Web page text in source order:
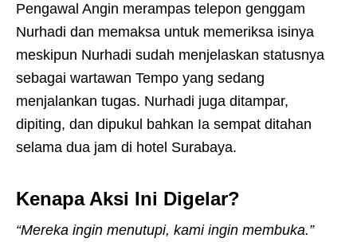
Pengawal Angin merampas telepon genggam
Nurhadi dan memaksa untuk memeriksa isinya
meskipun Nurhadi sudah menjelaskan statusnya
sebagai wartawan Tempo yang sedang
menjalankan tugas. Nurhadi juga ditampar,
dipiting, dan dipukul bahkan Ia sempat ditahan
selama dua jam di hotel Surabaya.
Kenapa Aksi Ini Digelar?
“Mereka ingin menutupi, kami ingin membuka.”